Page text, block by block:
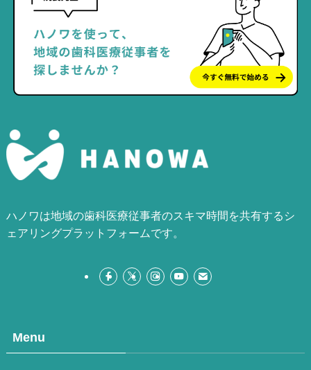
ハノワは地域の歯科医療従事者のスキマ時間を共有するシ
ェアリングプラットフォームです。
Menu